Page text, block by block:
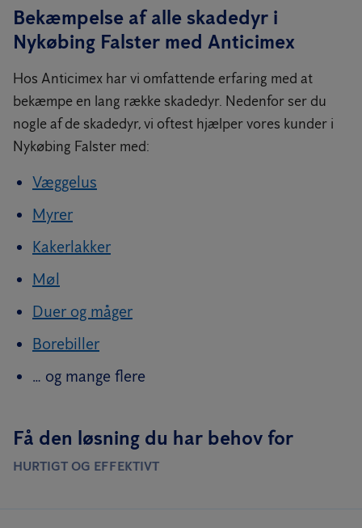
Bekæmpelse af alle skadedyr i
Nykøbing Falster med Anticimex
Hos Anticimex har vi omfattende erfaring med at
bekæmpe en lang række skadedyr. Nedenfor ser du
nogle af de skadedyr, vi oftest hjælper vores kunder i
Nykøbing Falster med:
Væggelus
Myrer
Kakerlakker
Møl
Duer og måger
Borebiller
… og mange flere
Få den løsning du har behov for
HURTIGT OG EFFEKTIVT